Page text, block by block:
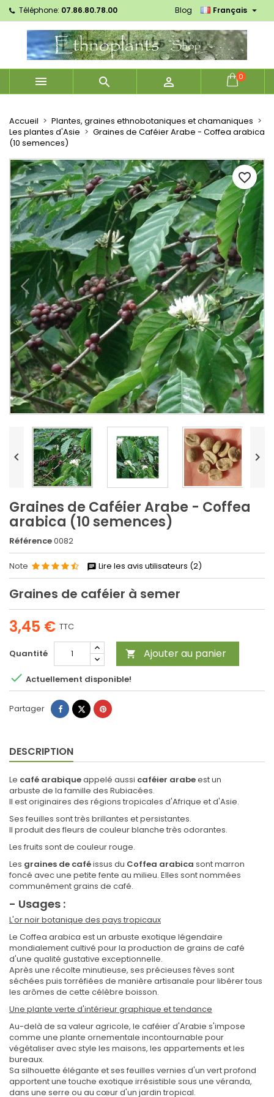
Téléphone: 07.86.80.78.00 Français 
Blog
   0
Accueil
Plantes, graines ethnobotaniques et chamaniques
Les plantes d'Asie
Graines de Caféier Arabe - Coffea arabica
(10 semences)
 
Graines de Caféier Arabe - Coffea
arabica (10 semences)
Référence0082
Note Lire les avis utilisateurs (2)
Graines de caféier à semer
3,45 € TTC
Quantité  Ajouter au panier
favorite_border
 Actuellement disponible!
Partager PartagerTweetPinterest
DESCRIPTION
Le café arabiqueappelé aussi caféier arabeest un
arbuste de la famille des Rubiacées.
Il est originaires des régions tropicales d'Afrique et d'Asie.
Ses feuilles sont très brillantes et persistantes.
Il produit des fleurs de couleur blanche très odorantes.
Les fruits sont de couleur rouge.
Les graines de caféissus du Coffea arabica sont marron
foncé avec une petite fente au milieu. Elles sont nommées
communément grains de café.
- Usages :
L'or noir botanique des pays tropicaux
Le Coffea arabica est un arbuste exotique légendaire
mondialement cultivé pour la production de grains de café
d'une qualité gustative exceptionnelle.
Après une récolte minutieuse, ses précieuses fèves sont
séchées puis torréfiées de manière artisanale pour libérer tous
les arômes de cette célèbre boisson.
Une plante verte d'intérieur graphique et tendance
Au-delà de sa valeur agricole, le caféier d'Arabie s'impose
comme une plante ornementale incontournable pour
végétaliser avec style les maisons, les appartements et les
bureaux.
Sa silhouette élégante et ses feuilles vernies d'un vert profond
apportent une touche exotique irrésistible sous une véranda,
dans une serre ou au cœur d'un jardin tropical.
Mes listes d'envies ×
add_circle_outline Créer une nouvelle liste
Créer une liste d'envies ×
Nom de la liste d'envies
Annuler Créer une liste d'envies
Connexion ×
Vous devez être connecté pour ajouter des produits
à votre liste d'envies.